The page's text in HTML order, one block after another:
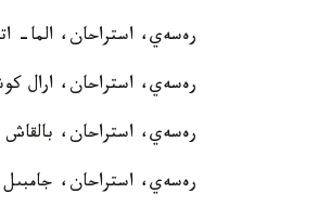
رەسەي، استراحان، الما-
رەسەي، استراحان، ارال
رەسەي، استراحان،
رەسەي، استراحان،